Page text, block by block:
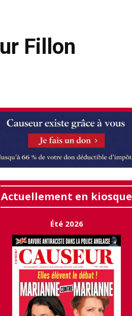
Fillon
Actuellement en kiosque
Été 2026